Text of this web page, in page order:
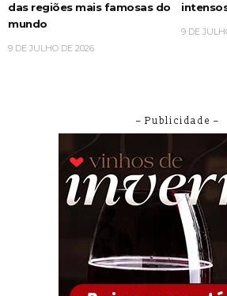
das regiões mais famosas do
mundo
9 DE JULHO DE 2026
9 DE
– Publicidade –